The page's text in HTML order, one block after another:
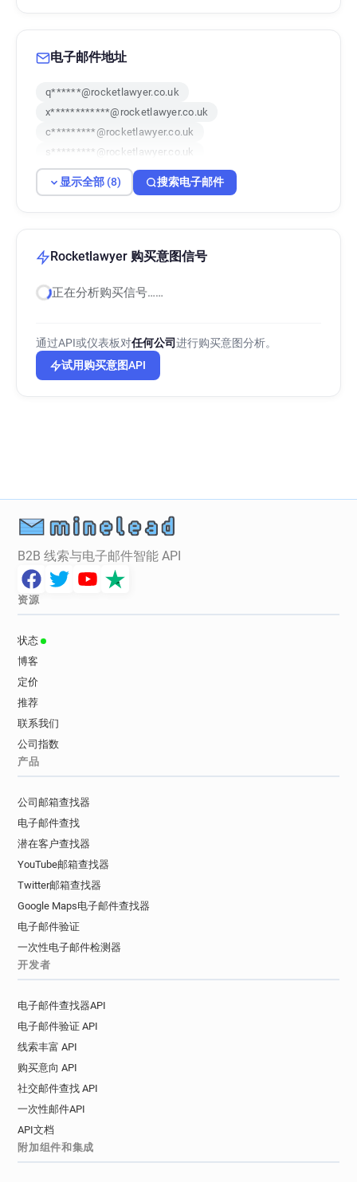
电子邮件地址
q******@rocketlawyer.co.uk
x************@rocketlawyer.co.uk
c*********@rocketlawyer.co.uk
s*********@rocketlawyer.co.uk
d*******@rocketlawyer.co.uk
x******@rocketlawyer.co.uk
显示全部 (8) 搜索电子邮件
Rocketlawyer 购买意图信号
正在分析购买信号……
通过API或仪表板对任何公司进行购买意图分析。
试用购买意图API
B2B 线索与电子邮件智能 API
资源
状态
博客
定价
推荐
联系我们
公司指数
产品
公司邮箱查找器
电子邮件查找
潜在客户查找器
YouTube邮箱查找器
Twitter邮箱查找器
Google Maps电子邮件查找器
电子邮件验证
一次性电子邮件检测器
开发者
电子邮件查找器API
电子邮件验证 API
线索丰富 API
购买意向 API
社交邮件查找 API
一次性邮件API
API文档
附加组件和集成